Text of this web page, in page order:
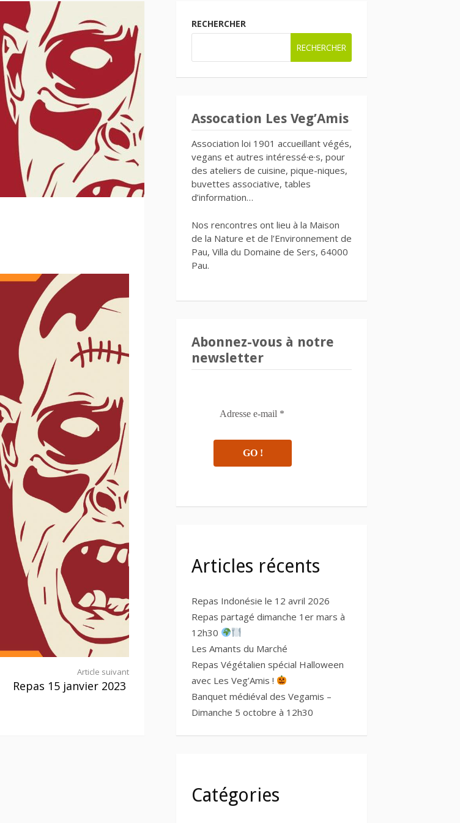
Article suivant
Repas 15 janvier 2023
RECHERCHER
RECHERCHER
Assocation Les Veg’Amis
Association loi 1901 accueillant végés,
vegans et autres intéressé·e·s, pour
des ateliers de cuisine, pique-niques,
buvettes associative, tables
d’information…
Nos rencontres ont lieu à la Maison
de la Nature et de l’Environnement de
Pau, Villa du Domaine de Sers, 64000
Pau.
Abonnez-vous à notre
newsletter
Articles récents
Repas Indonésie le 12 avril 2026
Repas partagé dimanche 1er mars à
12h30
Les Amants du Marché
Repas Végétalien spécial Halloween
avec Les Veg’Amis !
Banquet médiéval des Vegamis –
Dimanche 5 octobre à 12h30
Catégories